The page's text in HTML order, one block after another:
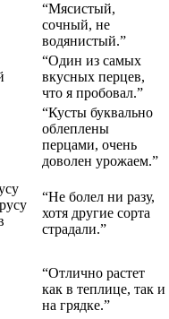
“Мясистый,
сочный, не
водянистый.”
“Один из самых
вкусных перцев,
что я пробовал.”
“Кусты буквально
облеплены
перцами, очень
доволен урожаем.”
“Не болел ни разу,
хотя другие сорта
страдали.”
“Отлично растет
как в теплице, так и
на грядке.”